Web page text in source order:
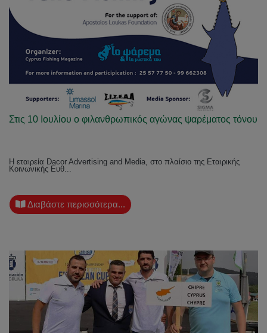
Στις 10 Ιουλίου ο φιλανθρωπικός αγώνας ψαρέματος τόνου
Η εταιρεία Dacor Advertising and Media, στο πλαίσιο της Εταιρικής
Κοινωνικής Ευθ...
Διαβάστε περισσότερα...